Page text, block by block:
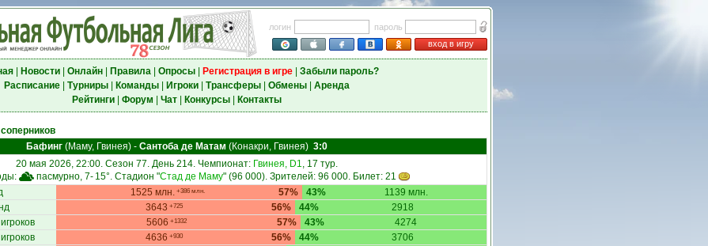
логин
пароль
вход в игру
| Новости| Онлайн| Правила| Опросы| Регистрация в игре| Забыли пароль?
Расписание| Турниры| Команды| Игроки| Трансферы| Обмены| Аренда
Рейтинги| Форум Чат| Конкурсы| Контакты
Бафинг(Маму, Гвинея)- Сантоба де Матам (Конакри, Гвинея) 3:0
20 мая 2026, 22:00. Сезон 77. День 214. Чемпионат: Гвинея, D1, 17 тур.
пасмурно, 7- 15°. Стадион "Стад де Маму" (96 000). Зрителей: 96 000. Билет: 21
1525 млн. +386 млн. 57% 1139 млн.
43%
3643 +725 56% 2918
44%
5606 +1332 57% 4274
43%
4636 +930 56% 3706
44%